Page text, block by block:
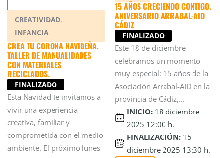
CREATIVIDAD,
INFANCIA
CREA TU CORONA NAVIDEÑA.
TALLER DE MANUALIDADES
CON MATERIALES
RECICLADOS.
FINALIZADO
Esta Navidad te invitamos a
vivir una experiencia
creativa, familiar y
comprometida con el medio
ambiente. El próximo lunes
15 AÑOS CRECIENDO CONTIGO.
ANIVERSARIO ARRABAL-AID
CÁDIZ
FINALIZADO
Este 18 de diciembre
celebramos un momento
muy especial: 15 años de la
Asociación Arrabal-AID en la
provincia de Cádiz,...
INICIO: 18 diciembre
2025 12:00 h.
FINALIZACIÓN: 15
diciembre 2025 13:30 h.